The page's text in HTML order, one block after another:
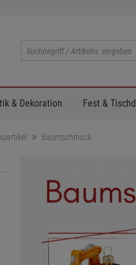
& Dekoration Fest &
Baumschmuck